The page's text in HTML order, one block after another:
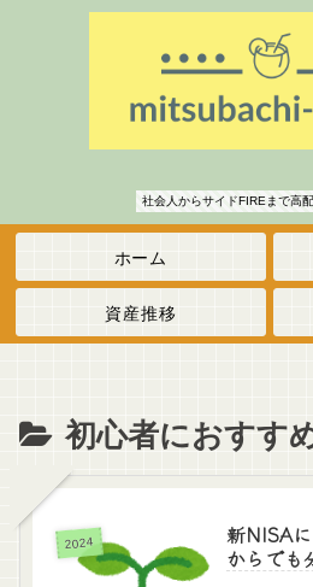
社会人からサイドFIREまで高
ホーム
資産推移
初心者におすす
2024
新NISA
からでも